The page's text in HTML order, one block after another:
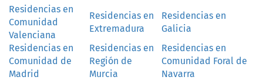
Residencias en
Comunidad
Valenciana
Residencias en
Extremadura
Residencias en
Galicia
Residencias en
Comunidad de
Madrid
Residencias en
Región de
Murcia
Residencias en
Comunidad Foral de
Navarra